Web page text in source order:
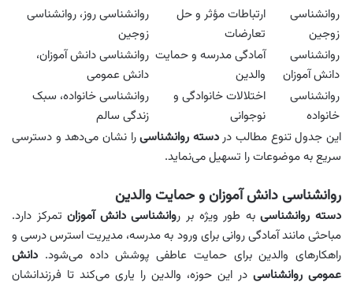
روانشناسی
زوجین
ارتباطات مؤثر و حل
تعارضات
روانشناسی روز، روانشناسی
زوجین
روانشناسی
دانش آموزان
آمادگی مدرسه و حمایت
والدین
روانشناسی دانش آموزان،
دانش عمومی
روانشناسی
خانواده
اختلالات خانوادگی و
نوجوانی
روانشناسی خانواده، سبک
زندگی سالم
این جدول تنوع مطالب در دسته روانشناسیرا نشان می‌دهد و دسترسی
سریع به موضوعات را تسهیل می‌نماید.
روانشناسی دانش آموزان و حمایت والدین
دسته روانشناسیبه طور ویژه بر روانشناسی دانش آموزانتمرکز دارد.
مباحثی مانند آمادگی روانی برای ورود به مدرسه، مدیریت استرس درسی و
راهکارهای والدین برای حمایت عاطفی پوشش داده می‌شود. دانش
عمومی روانشناسی در این حوزه، والدین را یاری می‌کند تا فرزندانشان